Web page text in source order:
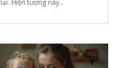
Hiện tượng này...